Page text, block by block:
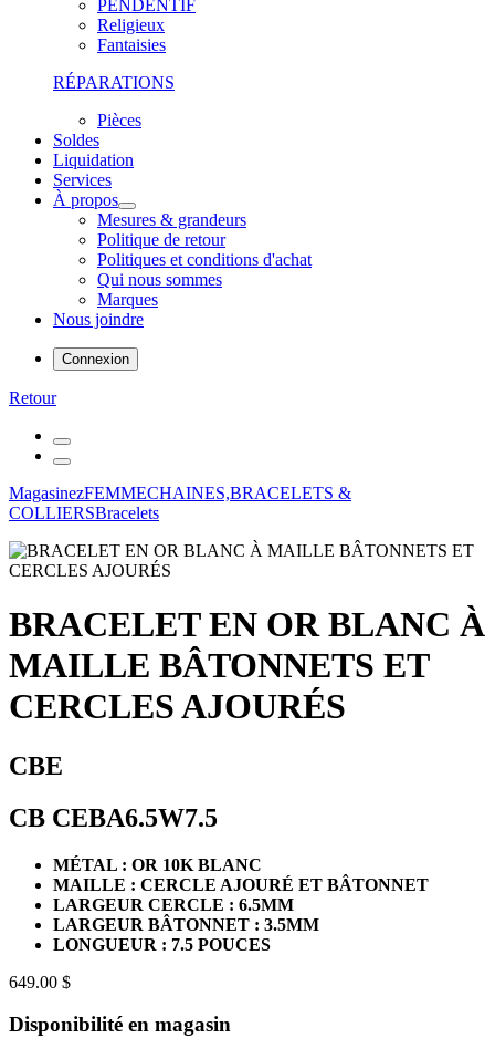
PENDENTIF
Religieux
Fantaisies
RÉPARATIONS
Pièces
Soldes
Liquidation
Services
À propos
Mesures & grandeurs
Politique de retour
Politiques et conditions d'achat
Qui nous sommes
Marques
Nous joindre
Connexion
Retour
MagasinezFEMMECHAINES,BRACELETS &
COLLIERSBracelets
BRACELET EN OR BLANC À
MAILLE BÂTONNETS ET
CERCLES AJOURÉS
CBE
CB CEBA6.5W7.5
MÉTAL : OR 10K BLANC
MAILLE : CERCLE AJOURÉ ET BÂTONNET
LARGEUR CERCLE : 6.5MM
LARGEUR BÂTONNET : 3.5MM
LONGUEUR : 7.5 POUCES
649.00 $
Disponibilité en magasin